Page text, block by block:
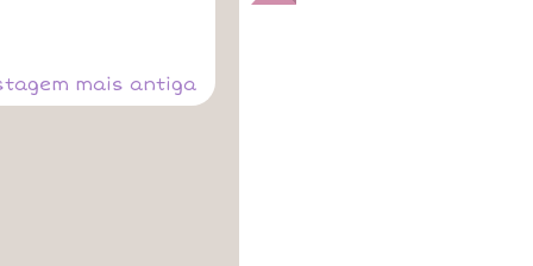
mais antiga